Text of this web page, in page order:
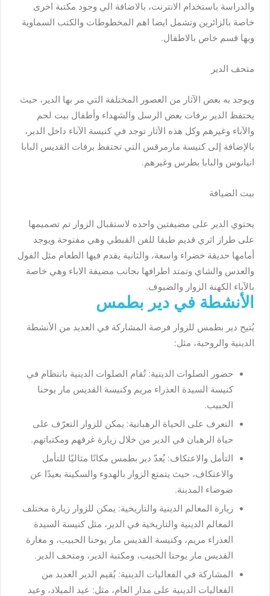
والدراسة باستخدام الانترنت، بالاضافة الي وجود مكتبة اخرى
خاصة بالزائرين وتشمل ايضا اهم المخطوطات والكتب السماوية
وبها قسم خاص بالاطفال.
متحف الدير
ويوجد به بعض الآثار من العصور المختلفة التي مر بها الدير، حيث
يحتفظ الدير برفات بعض الرسل والشهداء وأطفال بيت لحم
والآباء وغيرهم وكل هذه الآثار توجد في كنيسة الآباء داخل الدير،
بالإضافة إلى كنيسة مارمرقس التي تحتفظ برفات القديس البابا
انيانوس والبابا بطرس وغيرهم.
بيت الضيافة
يحتوي الدير على مضيفتين واحده لاستقبال الزوار تم تصميمها
على طراز اثري قديم طبقا للفن القبطي وهي مفتوحة ويوجد
أمامها حديقة خضراء واسعة، والثانية يقدم فيها الطعام مثل الفول
والعدس والشاي وتمتد اطرافها بجانب مضيفة الاباء وهي خاصة
بالآباء الكهنة الزوار والضيوف.
الأنشطة في دير بطمس
يُتيح دير بطمس للزوار فرصة المشاركة في العديد من الأنشطة
الدينية والروحية، مثل:
حضور الصلوات الدينية: تُقام الصلوات الدينية بانتظام في
كنيسة السيدة العذراء مريم وكنيسة القديس مار يوحنا
الحبيب.
التعرف على الحياة الرهبانية: يمكن للزوار التعرّف على
حياة الرهبان في الدير من خلال زيارة غرفهم ومكتباتهم.
التأمل والاعتكاف: يُعدّ دير بطمس مكانًا مثاليًا للتأمل
والاعتكاف، حيث يتمتع الزوار بالهدوء والسكينة بعيدًا عن
ضوضاء المدينة.
زيارة المعالم الدينية والتاريخية: يمكن للزوار زيارة مختلف
المعالم الدينية والتاريخية في الدير، مثل كنيسة السيدة
العذراء مريم، وكنيسة القديس مار يوحنا الحبيب، و مغارة
القديس مار يوحنا الحبيب، ومكتبة الدير، ومتحف الدير.
المشاركة في الفعاليات الدينية: يُقيم الدير العديد من
الفعاليات الدينية على مدار العام، مثل: عيد الميلاد، وعيد